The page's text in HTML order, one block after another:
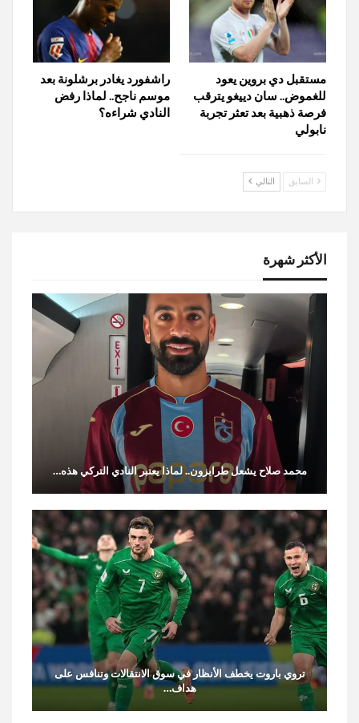
مستقبل دي بروين يعود
للغموض.. سان دييغو يترقب
فرصة ذهبية بعد تعثر تجربة
نابولي
راشفورد يغادر برشلونة بعد
موسم ناجح.. لماذا رفض
النادي شراءه؟
السابق التالي
الأكثر شهرة
محمد صلاح يشعل طرابزون.. لماذا يعتبر النادي التركي هذه…
تروي باروت يخطف الأنظار في سوق الانتقالات وتنافس على
هداف…